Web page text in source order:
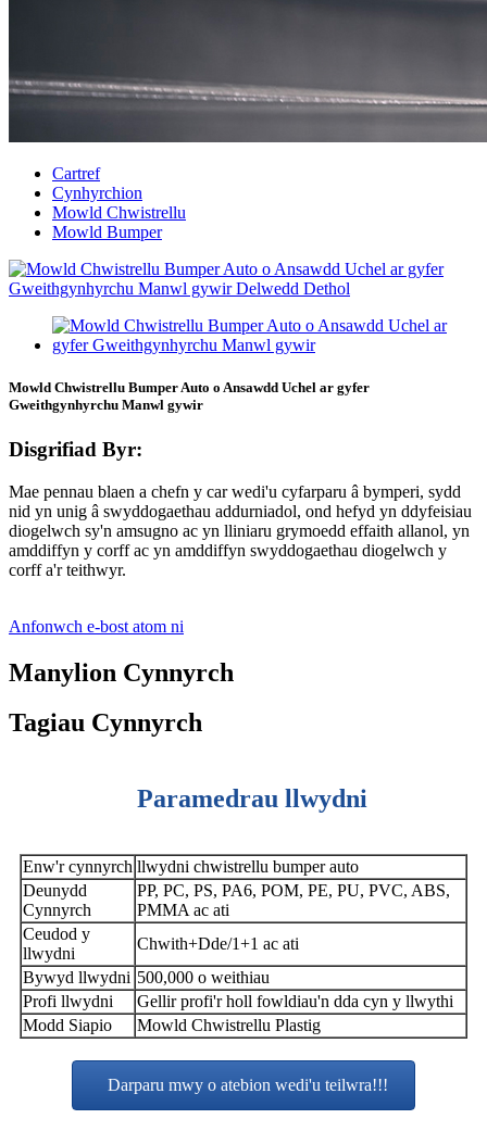
Cartref
Cynhyrchion
Mowld Chwistrellu
Mowld Bumper
Mowld Chwistrellu Bumper Auto o Ansawdd Uchel ar gyfer
Gweithgynhyrchu Manwl gywir
Disgrifiad Byr:
Mae pennau blaen a chefn y car wedi'u cyfarparu â bymperi, sydd
nid yn unig â swyddogaethau addurniadol, ond hefyd yn ddyfeisiau
diogelwch sy'n amsugno ac yn lliniaru grymoedd effaith allanol, yn
amddiffyn y corff ac yn amddiffyn swyddogaethau diogelwch y
corff a'r teithwyr.
Anfonwch e-bost atom ni
Manylion Cynnyrch
Tagiau Cynnyrch
Paramedrau llwydni
Enw'r cynnyrch llwydni chwistrellu bumper auto
Deunydd
Cynnyrch
PP, PC, PS, PA6, POM, PE, PU, ​​PVC, ABS,
PMMA ac ati
Ceudod y
llwydni
Chwith+Dde/1+1 ac ati
Bywyd llwydni 500,000 o weithiau
Profi llwydni
Gellir profi'r holl fowldiau'n dda cyn y llwythi
Modd Siapio
Mowld Chwistrellu Plastig
Darparu mwy o atebion wedi'u teilwra!!!